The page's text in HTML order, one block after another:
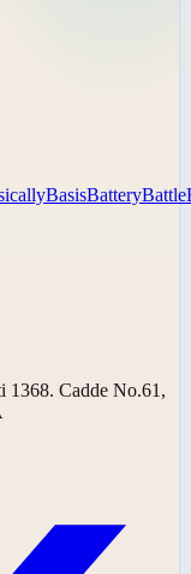
BasisBatteryBattle
1368. Cadde No.61,